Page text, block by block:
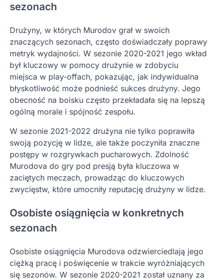
sezonach
Drużyny, w których Murodov grał w swoich
znaczących sezonach, często doświadczały poprawy
metryk wydajności. W sezonie 2020-2021 jego wkład
był kluczowy w pomocy drużynie w zdobyciu
miejsca w play-offach, pokazując, jak indywidualna
błyskotliwość może podnieść sukces drużyny. Jego
obecność na boisku często przekładała się na lepszą
ogólną morale i spójność zespołu.
W sezonie 2021-2022 drużyna nie tylko poprawiła
swoją pozycję w lidze, ale także poczyniła znaczne
postępy w rozgrywkach pucharowych. Zdolność
Murodova do gry pod presją była kluczowa w
zaciętych meczach, prowadząc do kluczowych
zwycięstw, które umocniły reputację drużyny w lidze.
Osobiste osiągnięcia w konkretnych
sezonach
Osobiste osiągnięcia Murodova odzwierciedlają jego
ciężką pracę i poświęcenie w trakcie wyróżniających
się sezonów. W sezonie 2020-2021 został uznany za